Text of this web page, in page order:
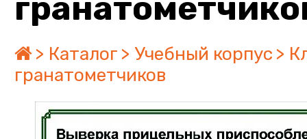
Каталог Учебный корпус
гранатометчиков